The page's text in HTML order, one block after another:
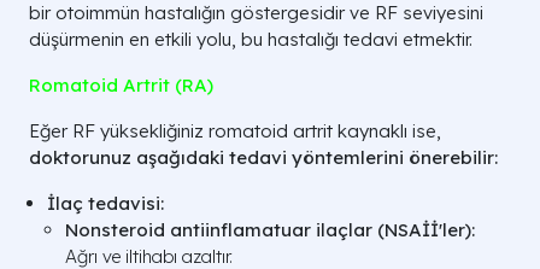
bir otoimmün hastalığın göstergesidir ve RF seviyesini
düşürmenin en etkili yolu, bu hastalığı tedavi etmektir.
Romatoid Artrit (RA)
Eğer RF yüksekliğiniz romatoid artrit kaynaklı ise,
doktorunuz aşağıdaki tedavi yöntemlerini önerebilir:
İlaç tedavisi:
Nonsteroid antiinflamatuar ilaçlar (NSAİİ'ler):
Ağrı ve iltihabı azaltır.